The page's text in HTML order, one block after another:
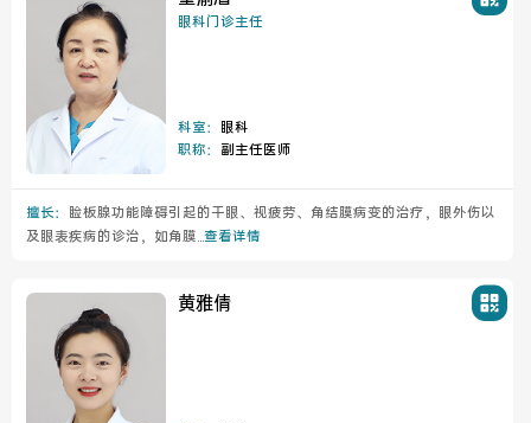
医联体介绍
成员单位
眼科门诊主任
科室： 眼科
职称： 副主任医师
擅长：
睑板腺功能障碍引起的干眼、视疲劳、角结膜病变的治疗，眼外伤以
及眼表疾病的诊治，如角膜...查看详情
黄雅倩